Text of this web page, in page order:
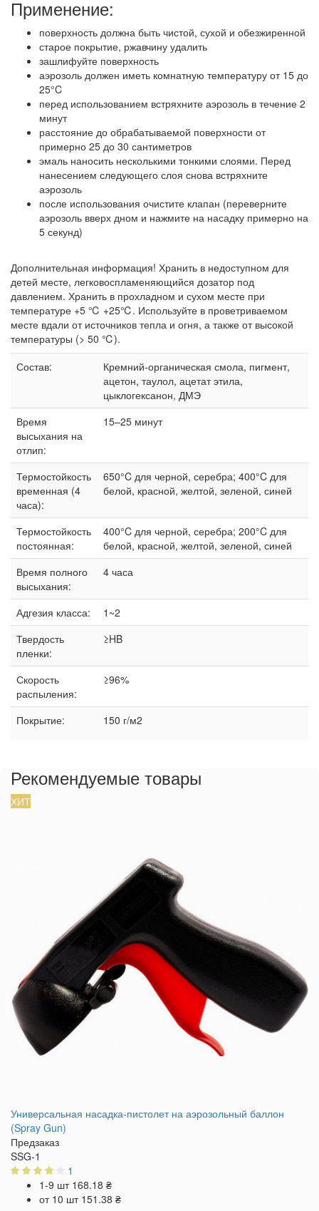
Применение:
поверхность должна быть чистой, сухой и обезжиренной
старое покрытие, ржавчину удалить
зашлифуйте поверхность
аэрозоль должен иметь комнатную температуру от 15 до
25°C
перед использованием встряхните аэрозоль в течение 2
минут
расстояние до обрабатываемой поверхности от
примерно 25 до 30 сантиметров
эмаль наносить несколькими тонкими слоями. Перед
нанесением следующего слоя снова встряхните
аэрозоль
после использования очистите клапан (переверните
аэрозоль вверх дном и нажмите на насадку примерно на
5 секунд)
Дополнительная информация! Хранить в недоступном для
детей месте, легковоспламеняющийся дозатор под
давлением. Хранить в прохладном и сухом месте при
температуре +5 ℃ +25℃. Используйте в проветриваемом
месте вдали от источников тепла и огня, а также от высокой
температуры (> 50 ℃).
Состав:
Кремний-органическая смола, пигмент,
ацетон, таулол, ацетат этила,
цыклогексанон, ДМЭ
Время
высыхания на
отлип:
15–25 минут
Термостойкость
временная (4
часа):
650°C для черной, серебра; 400°C для
белой, красной, желтой, зеленой, синей
Термостойкость
постоянная:
400°C для черной, серебра; 200°C для
белой, красной, желтой, зеленой, синей
Время полного
высыхания:
4 часа
Адгезия класса:
1~2
Твердость
пленки:
≥HB
Скорость
распыления:
≥96%
Покрытие: 150 г/м2
Рекомендуемые товары
ХИТ
Универсальная насадка-пистолет на аэрозольный баллон
(Spray Gun)
Предзаказ
SSG-1
1
1-9 шт 168.18 ₴
от 10 шт 151.38 ₴